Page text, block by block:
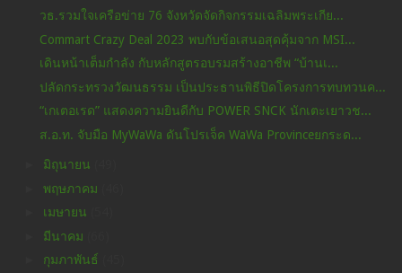
วธ.รวมใจเครือข่าย 76 จังหวัดจัดกิจกรรมเฉลิมพระเกีย...
Commart Crazy Deal 2023 พบกับข้อเสนอสุดคุ้มจาก MSI...
เดินหน้าเต็มกำลัง กับหลักสูตรอบรมสร้างอาชีพ “บ้านเ...
ปลัดกระทรวงวัฒนธรรม เป็นประธานพิธีปิดโครงการทบทวนค...
“เกเตอเรด” แสดงความยินดีกับ POWER SNCK นักเตะเยาวช...
ส.อ.ท. จับมือ MyWaWa ดันโปรเจ็ค WaWa Provinceยกระด...
มิถุนายน
พฤษภาคม
เมษายน
มีนาคม
กุมภาพันธ์